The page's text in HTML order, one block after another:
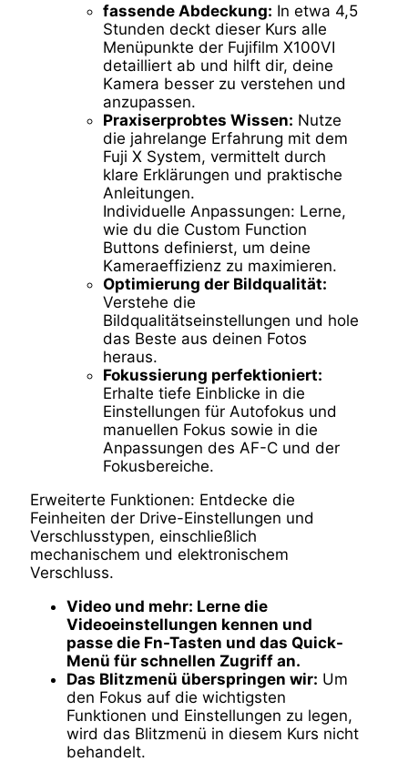
fassende Abdeckung: In etwa 4,5
Stunden deckt dieser Kurs alle
Menüpunkte der Fujifilm X100VI
detailliert ab und hilft dir, deine
Kamera besser zu verstehen und
anzupassen.
Praxiserprobtes Wissen: Nutze
die jahrelange Erfahrung mit dem
Fuji X System, vermittelt durch
klare Erklärungen und praktische
Anleitungen.
Individuelle Anpassungen: Lerne,
wie du die Custom Function
Buttons definierst, um deine
Kameraeffizienz zu maximieren.
Optimierung der Bildqualität:
Verstehe die
Bildqualitätseinstellungen und hole
das Beste aus deinen Fotos
heraus.
Fokussierung perfektioniert:
Erhalte tiefe Einblicke in die
Einstellungen für Autofokus und
manuellen Fokus sowie in die
Anpassungen des AF-C und der
Fokusbereiche.
Erweiterte Funktionen: Entdecke die
Feinheiten der Drive-Einstellungen und
Verschlusstypen, einschließlich
mechanischem und elektronischem
Verschluss.
Video und mehr: Lerne die
Videoeinstellungen kennen und
passe die Fn-Tasten und das Quick-
Menü für schnellen Zugriff an.
Das Blitzmenü überspringen wir: Um
den Fokus auf die wichtigsten
Funktionen und Einstellungen zu legen,
wird das Blitzmenü in diesem Kurs nicht
behandelt.